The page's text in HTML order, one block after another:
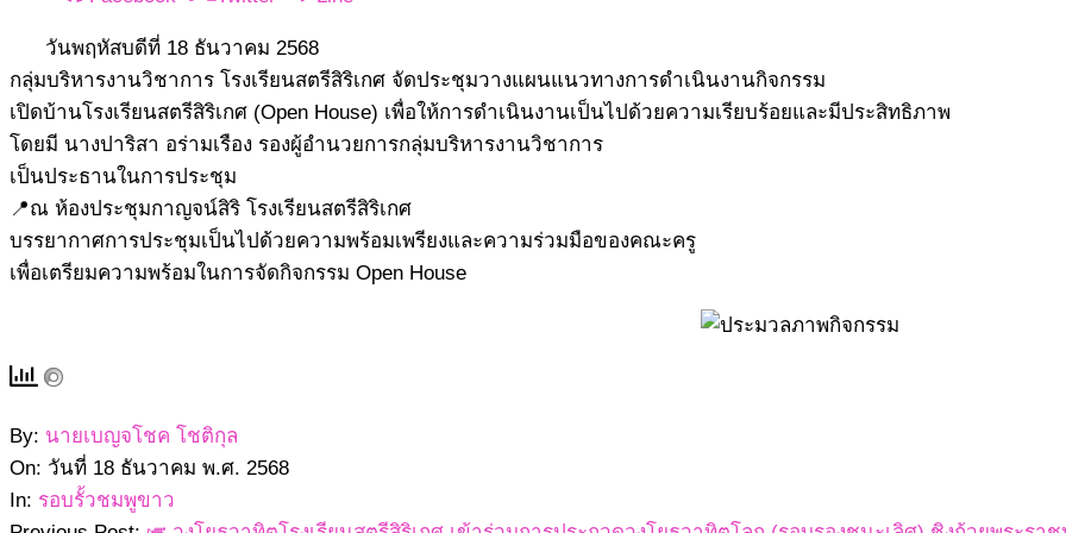
วันพฤหัสบดีที่ 18 ธันวาคม 2568
กลุ่มบริหารงานวิชาการ โรงเรียนสตรีสิริเกศ จัดประชุมวางแผนแนวทางการดำเนินงานกิจกรรม
เปิดบ้านโรงเรียนสตรีสิริเกศ (Open House) เพื่อให้การดำเนินงานเป็นไปด้วยความเรียบร้อยและมีประสิทธิภาพ
โดยมี นางปาริสา อร่ามเรือง รองผู้อำนวยการกลุ่มบริหารงานวิชาการ
เป็นประธานในการประชุม
📍ณ ห้องประชุมกาญจน์สิริ โรงเรียนสตรีสิริเกศ
บรรยากาศการประชุมเป็นไปด้วยความพร้อมเพรียงและความร่วมมือของคณะครู
เพื่อเตรียมความพร้อมในการจัดกิจกรรม Open House
2568-
12-
18
By: นายเบญจโชค โชติกุล
On: วันที่ 18 ธันวาคม พ.ศ. 2568
In: รอบรั้วชมพูขาว